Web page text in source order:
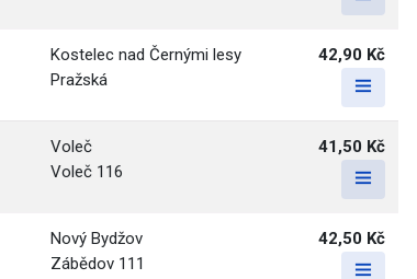
Kostelec nad Černými lesy
Pražská
42,90 Kč
Voleč
Voleč 116
41,50 Kč
Nový Bydžov
Zábědov 111
42,50 Kč